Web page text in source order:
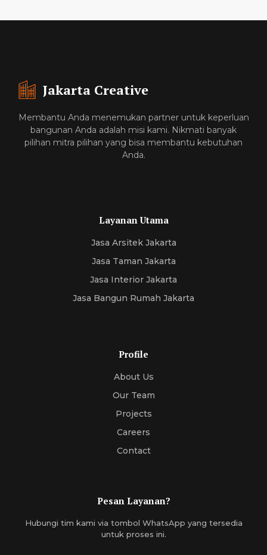
Jakarta Creative
Membantu Anda menemukan partner untuk keperluan
bangunan Anda adalah misi kami. Nikmati banyak
pilihan mitra pilihan yang bisa membantu kebutuhan
Anda.
Layanan Utama
Jasa Arsitek Jakarta
Jasa Taman Jakarta
Jasa Interior Jakarta
Jasa Bangun Rumah Jakarta
Profile
About Us
Our Team
Projects
Careers
Contact
Pesan Layanan?
Hubungi tim kami via tombol WhatsApp yang tersedia
untuk proses ini.